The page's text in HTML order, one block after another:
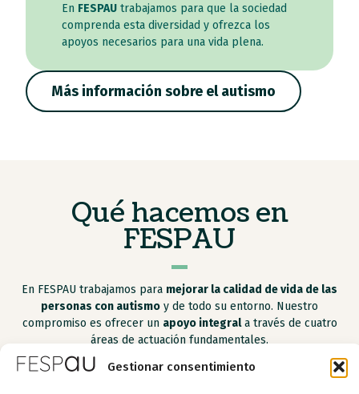
Gestionar consentimiento
En FESPAU trabajamos para que la sociedad
comprenda esta diversidad y ofrezca los
apoyos necesarios para una vida plena.
Más información sobre el autismo
Qué hacemos en
FESPAU
En FESPAU trabajamos para mejorar la calidad de vida de las
personas con autismo y de todo su entorno. Nuestro
compromiso es ofrecer un apoyo integrala través de cuatro
áreas de actuación fundamentales.